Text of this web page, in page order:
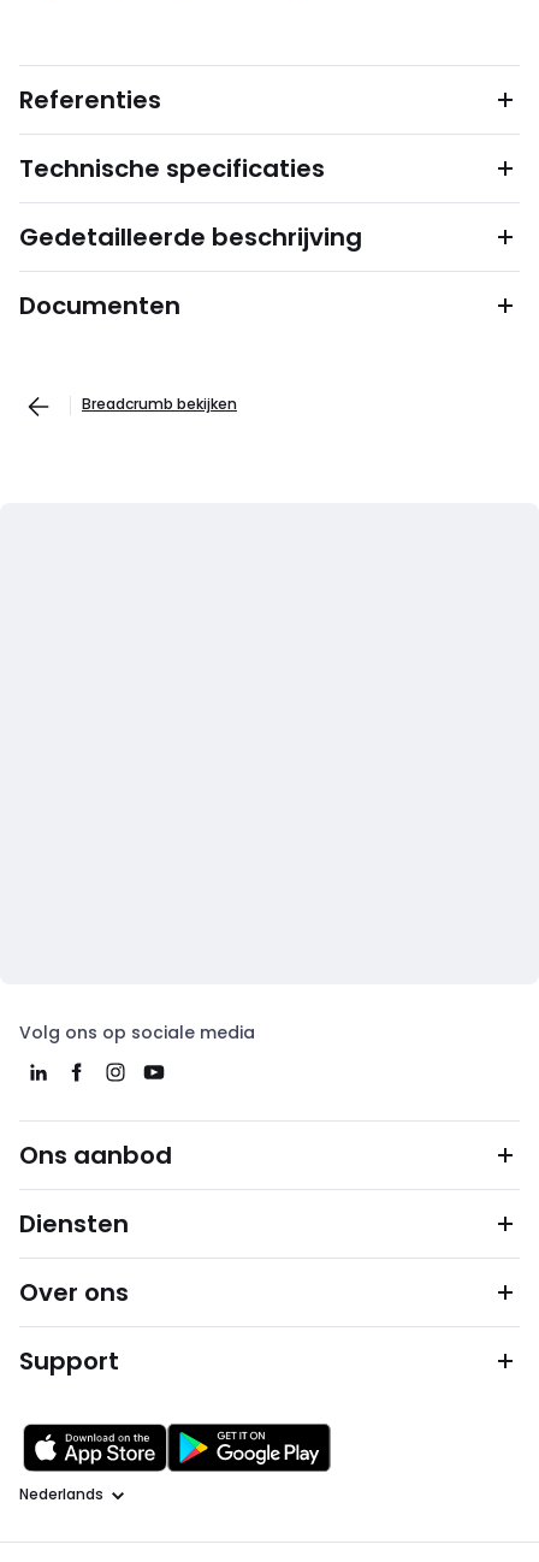
Referenties
Technische specificaties
Gedetailleerde beschrijving
Documenten
Breadcrumb bekijken
Volg ons op sociale media
Ons aanbod
Diensten
Over ons
Support
Taal